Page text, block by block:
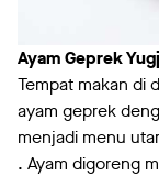
Ayam Geprek
Tempat makan di
ayam geprek
menjadi menu
. Ayam digoreng